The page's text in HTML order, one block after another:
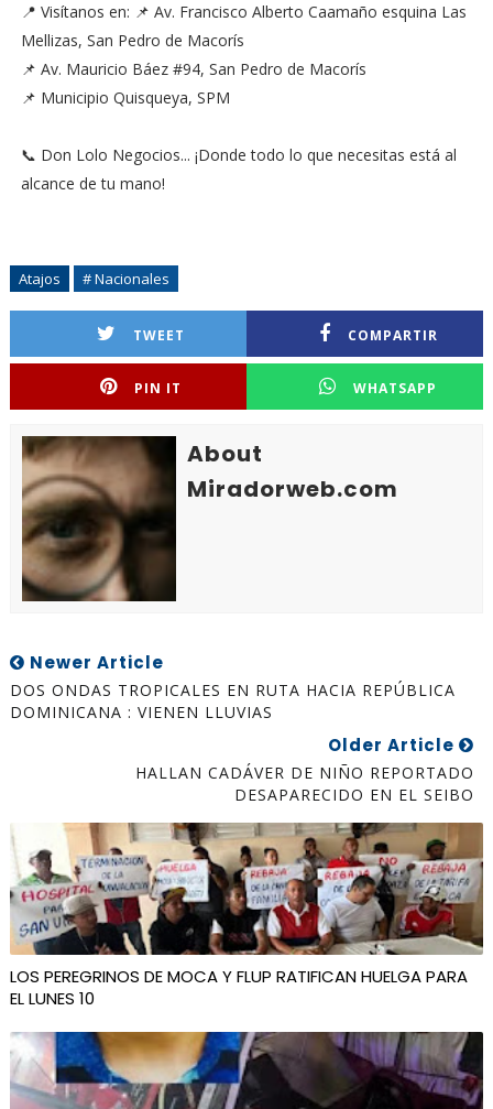
📍 Visítanos en: 📌 Av. Francisco Alberto Caamaño esquina Las
Mellizas, San Pedro de Macorís
📌 Av. Mauricio Báez #94, San Pedro de Macorís
📌 Municipio Quisqueya, SPM
📞 Don Lolo Negocios... ¡Donde todo lo que necesitas está al
alcance de tu mano!
Atajos # Nacionales
TWEET COMPARTIR
PIN IT WHATSAPP
About
Miradorweb.com
Newer Article
DOS ONDAS TROPICALES EN RUTA HACIA REPÚBLICA
DOMINICANA : VIENEN LLUVIAS
Older Article
HALLAN CADÁVER DE NIÑO REPORTADO
DESAPARECIDO EN EL SEIBO
LOS PEREGRINOS DE MOCA Y FLUP RATIFICAN HUELGA PARA
EL LUNES 10